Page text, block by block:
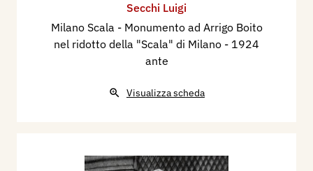
Secchi Luigi
Milano Scala - Monumento ad Arrigo Boito
nel ridotto della "Scala" di Milano - 1924
ante
Visualizza scheda